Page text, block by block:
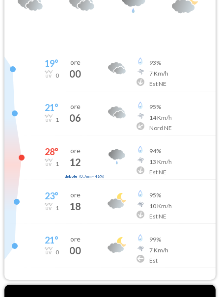
19°
0
ore
00
93%
7Km/h
Est NE
21°
1
ore
06
95%
14Km/h
Nord NE
28°
1
ore
12
debole (0.7mm- 46%)
94%
13 Km/h
Est NE
23°
1
ore
18
95%
10Km/h
Est NE
21°
0
ore
00
99%
7Km/h
Est